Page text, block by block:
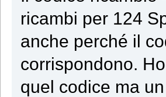
ricambi per 124
anche perché il
corrispondono.
quel codice ma